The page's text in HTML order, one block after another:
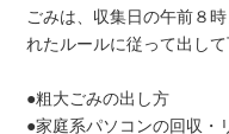
ごみは、収集日の午前８
れたルールに従って出して
●粗大ごみの出し方
●家庭系パソコンの回収・